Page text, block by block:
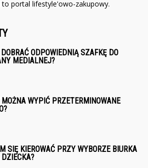
to portal lifestyle'owo-zakupowy.
ODPOWIEDNIĄ SZAFKĘ DO
MEDIALNEJ?
WYPIĆ PRZETERMINOWANE
SIĘ KIEROWAĆ PRZY WYBORZE BIURKA